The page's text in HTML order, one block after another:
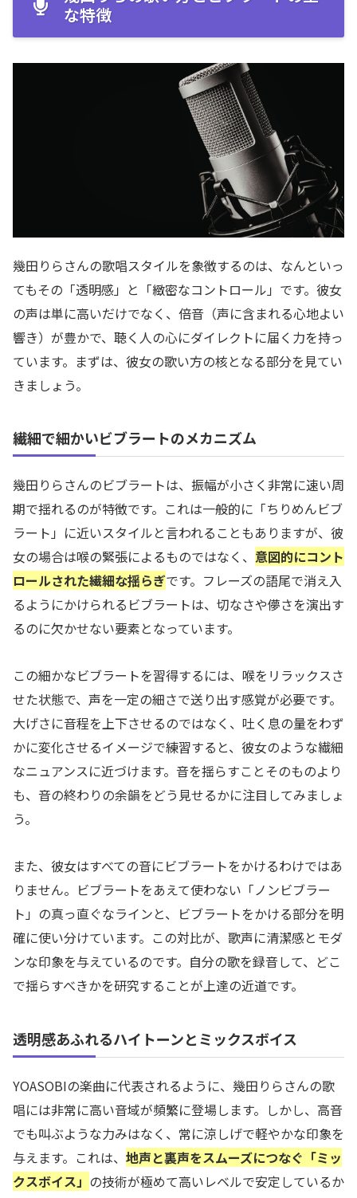
な特徴
幾田りらさんの歌唱スタイルを象徴するのは、なんといっ
てもその「透明感」と「緻密なコントロール」です。彼女
の声は単に高いだけでなく、倍音（声に含まれる心地よい
響き）が豊かで、聴く人の心にダイレクトに届く力を持っ
ています。まずは、彼女の歌い方の核となる部分を見てい
きましょう。
繊細で細かいビブラートのメカニズム
幾田りらさんのビブラートは、振幅が小さく非常に速い周
期で揺れるのが特徴です。これは一般的に「ちりめんビブ
ラート」に近いスタイルと言われることもありますが、彼
女の場合は喉の緊張によるものではなく、 意図的にコント
ロールされた繊細な揺らぎです。フレーズの語尾で消え入
るようにかけられるビブラートは、切なさや儚さを演出す
るのに欠かせない要素となっています。
この細かなビブラートを習得するには、喉をリラックスさ
せた状態で、声を一定の細さで送り出す感覚が必要です。
大げさに音程を上下させるのではなく、吐く息の量をわず
かに変化させるイメージで練習すると、彼女のような繊細
なニュアンスに近づけます。音を揺らすことそのものより
も、音の終わりの余韻をどう見せるかに注目してみましょ
う。
また、彼女はすべての音にビブラートをかけるわけではあ
りません。ビブラートをあえて使わない「ノンビブラー
ト」の真っ直ぐなラインと、ビブラートをかける部分を明
確に使い分けています。この対比が、歌声に清潔感とモダ
ンな印象を与えているのです。自分の歌を録音して、どこ
で揺らすべきかを研究することが上達の近道です。
透明感あふれるハイトーンとミックスボイス
YOASOBIの楽曲に代表されるように、幾田りらさんの歌
唱には非常に高い音域が頻繁に登場します。しかし、高音
でも叫ぶような力みはなく、常に涼しげで軽やかな印象を
与えます。これは、 地声と裏声をスムーズにつなぐ「ミッ
クスボイス」 の技術が極めて高いレベルで安定しているか